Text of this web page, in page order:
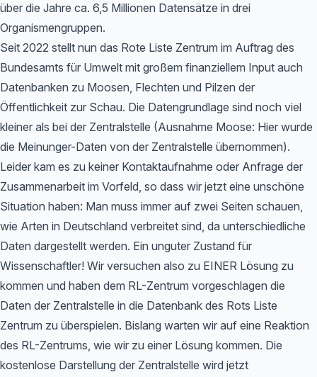
über die Jahre ca. 6,5 Millionen Datensätze in drei
Organismengruppen.
Seit 2022 stellt nun das Rote Liste Zentrum im Auftrag des
Bundesamts für Umwelt mit großem finanziellem Input auch
Datenbanken zu Moosen, Flechten und Pilzen der
Öffentlichkeit zur Schau. Die Datengrundlage sind noch viel
kleiner als bei der Zentralstelle (Ausnahme Moose: Hier wurde
die Meinunger-Daten von der Zentralstelle übernommen).
Leider kam es zu keiner Kontaktaufnahme oder Anfrage der
Zusammenarbeit im Vorfeld, so dass wir jetzt eine unschöne
Situation haben: Man muss immer auf zwei Seiten schauen,
wie Arten in Deutschland verbreitet sind, da unterschiedliche
Daten dargestellt werden. Ein unguter Zustand für
Wissenschaftler! Wir versuchen also zu EINER Lösung zu
kommen und haben dem RL-Zentrum vorgeschlagen die
Daten der Zentralstelle in die Datenbank des Rots Liste
Zentrum zu überspielen. Bislang warten wir auf eine Reaktion
des RL-Zentrums, wie wir zu einer Lösung kommen. Die
kostenlose Darstellung der Zentralstelle wird jetzt